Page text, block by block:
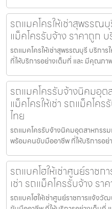
รถแมคโครให้เช่าสุพรรณ
แม็คโครรับจ้าง ราคาถูก
รถแมคโครให้เช่าสุพรรณบุรี บริกา
ที่ให้บริการอย่างเต็มที่ และ มีคุณภา
รถแมคโครรับจ้างนิคมอุ
แม็คโครให้เช่า รถแม็คโค
ไทย
รถแมคโครรับจ้างนิคมอุตสาหกรร
พร้อมคนขับมืออาชีพ ที่ให้บริการอ
รถแบคโฮให้เช่าศูนย์ราช
เช่า รถแม็คโครรับจ้าง ร
รถแบคโฮให้เช่าศูนย์ราชการแจ้งวั